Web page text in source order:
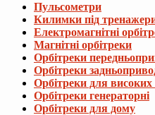
Пульсометри
Килимки під
Електромагнітні
Магнітні орбітреки
Орбітреки
Орбітреки
Орбітреки для високих
Орбітреки генераторні
Орбітреки для дому